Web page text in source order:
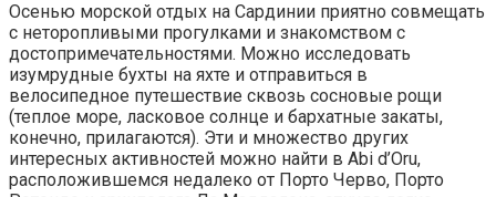
Осенью морской отдых на Сардинии приятно совмещать
с неторопливыми прогулками и знакомством с
достопримечательностями. Можно исследовать
изумрудные бухты на яхте и отправиться в
велосипедное путешествие сквозь сосновые рощи
(теплое море, ласковое солнце и бархатные закаты,
конечно, прилагаются). Эти и множество других
интересных активностей можно найти в Abi d’Oru,
расположившемся недалеко от Порто Черво, Порто